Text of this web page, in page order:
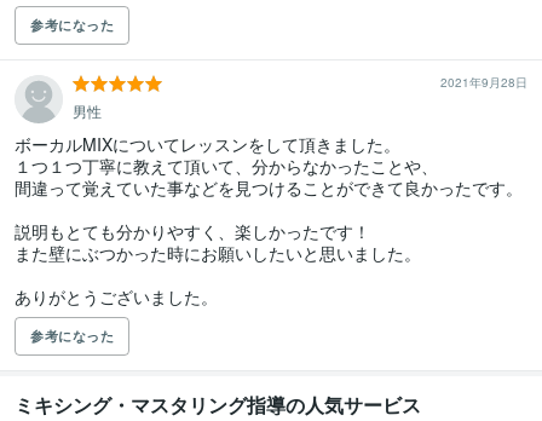
参考になった
2021年9月28日
男性
ボーカルMIXについてレッスンをして頂きました。
１つ１つ丁寧に教えて頂いて、分からなかったことや、
間違って覚えていた事などを見つけることができて良かったです。
説明もとても分かりやすく、楽しかったです！
また壁にぶつかった時にお願いしたいと思いました。
ありがとうございました。
参考になった
ミキシング・マスタリング指導の人気サービス